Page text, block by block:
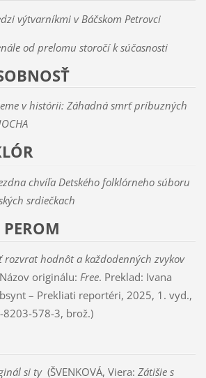
výtvarníkmi v Báčskom Petrovci
od prelomu storočí k súčasnosti
v histórii: Záhadná smrť príbuzných
chvíľa Detského folklórneho súboru
srdiečkach
rozvrat hodnôt a každodenných zvykov
Názov originálu: Free. Preklad: Ivana
– Prekliati reportéri, 2025, 1. vyd.,
8203-578-3, brož.)
si ty (ŠVENKOVÁ, Viera: Zátišie s